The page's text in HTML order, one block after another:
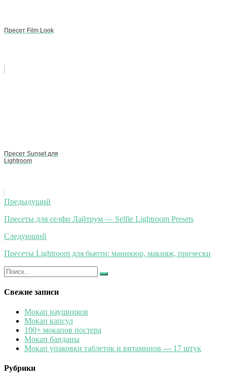
Пресет Film Look
Пресет Sunset для
Lightroom
Навигация
по
записям
Предыдущий
Пресеты для селфи Лайтрум — Selfie Lightroom Presets
Следующий
Пресеты Lightroom для бьюти: маникюр, макияж, прически
Искать:
Найти
Свежие записи
Мокап наушников
Мокап капсул
100+ мокапов постера
Мокап банданы
Мокап упаковки таблеток и витаминов — 17 штук
Рубрики